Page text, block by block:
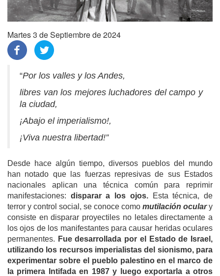
Martes 3 de Septiembre de 2024
“Por los valles y los Andes,
libres van los mejores luchadores del campo y
la ciudad,
¡Abajo el imperialismo!,
¡Viva nuestra libertad!”
Desde hace algún tiempo, diversos pueblos del mundo
han notado que las fuerzas represivas de sus Estados
nacionales aplican una técnica común para reprimir
manifestaciones: disparar a los ojos.Esta técnica, de
terror y control social, se conoce como mutilación ocular y
consiste en disparar proyectiles no letales directamente a
los ojos de los manifestantes para causar heridas oculares
permanentes. Fue desarrollada por el Estado de Israel,
utilizando los recursos imperialistas del sionismo, para
experimentar sobre el pueblo palestino en el marco de
la primera Intifada en 1987 y luego exportarla a otros